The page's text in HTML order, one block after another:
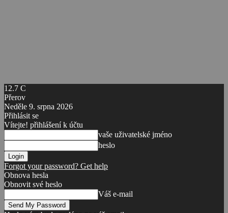
12.7 C
Přerov
Neděle 9. srpna 2026
Přihlásit se
Vítejte! přihlášení k účtu
vaše uživatelské jméno
heslo
Forgot your password? Get help
Obnova hesla
Obnovit své heslo
Váš e-mail